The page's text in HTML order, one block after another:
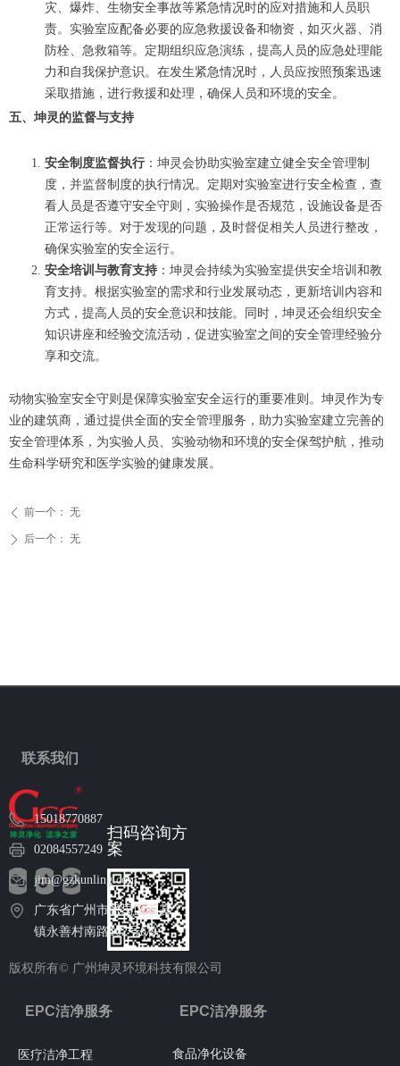
灾、爆炸、生物安全事故等紧急情况时的应对措施和人员职
责。实验室应配备必要的应急救援设备和物资，如灭火器、消
防栓、急救箱等。定期组织应急演练，提高人员的应急处理能
力和自我保护意识。在发生紧急情况时，人员应按照预案迅速
采取措施，进行救援和处理，确保人员和环境的安全。
五、坤灵的监督与支持
安全制度监督执行：坤灵会协助实验室建立健全安全管理制
度，并监督制度的执行情况。定期对实验室进行安全检查，查
看人员是否遵守安全守则，实验操作是否规范，设施设备是否
正常运行等。对于发现的问题，及时督促相关人员进行整改，
确保实验室的安全运行。
安全培训与教育支持 ：坤灵会持续为实验室提供安全培训和教
育支持。根据实验室的需求和行业发展动态，更新培训内容和
方式，提高人员的安全意识和技能。同时，坤灵还会组织安全
知识讲座和经验交流活动，促进实验室之间的安全管理经验分
享和交流。
动物实验室安全守则是保障实验室安全运行的重要准则。坤灵作为专
业的建筑商，通过提供全面的安全管理服务，助力实验室建立完善的
安全管理体系，为实验人员、实验动物和环境的安全保驾护航，推动
生命科学研究和医学实验的健康发展。
ꄴ 前一个： 无
ꄲ 后一个： 无
版权所有© 广州坤灵环境科技有限公司
扫码咨询方
案
EPC洁净服务
医疗洁净工程 食品净化设备
EPC洁净服务
15018770887
02084557249
jim@gzkunling.com
广东省广州市番禺区石碁
镇永善村南路102号6栋
联系我们